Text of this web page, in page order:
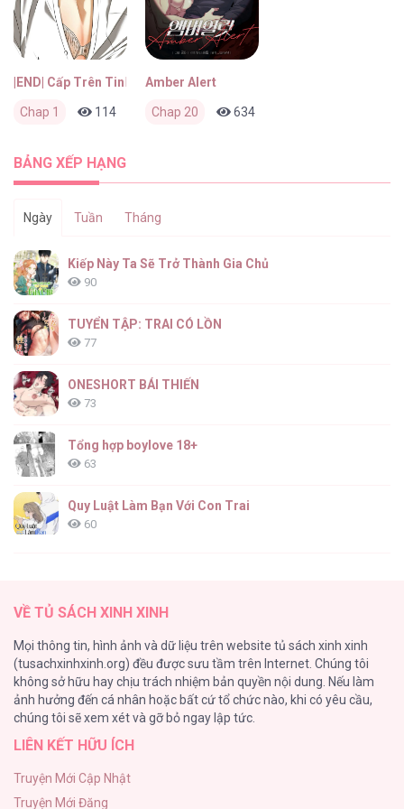
|END| Cấp Trên Tinh Quái
Chap 1 114 2 tháng trước
Amber Alert
Chap 20 634
BẢNG XẾP HẠNG
Ngày Tuần Tháng
Kiếp Này Ta Sẽ Trở Thành Gia Chủ
90
TUYỂN TẬP: TRAI CÓ LỒN
77
ONESHORT BÁI THIẾN
73
Tổng hợp boylove 18+
63
Quy Luật Làm Bạn Với Con Trai
60
50
Tuyển Tập Manhwa Ngắn Bạo Dăm
44
CẨN THẬN TRĂNG TRÒN THÁNG 3 ĐẤY
VỀ TỦ SÁCH XINH XINH
Mọi thông tin, hình ảnh và dữ liệu trên website tủ sách xinh xinh
(tusachxinhxinh.org) đều được sưu tầm trên Internet. Chúng tôi
không sở hữu hay chịu trách nhiệm bản quyền nội dung. Nếu làm
ảnh hưởng đến cá nhân hoặc bất cứ tổ chức nào, khi có yêu cầu,
chúng tôi sẽ xem xét và gỡ bỏ ngay lập tức.
LIÊN KẾT HỮU ÍCH
Truyện Mới Cập Nhật
Truyện Mới Đăng